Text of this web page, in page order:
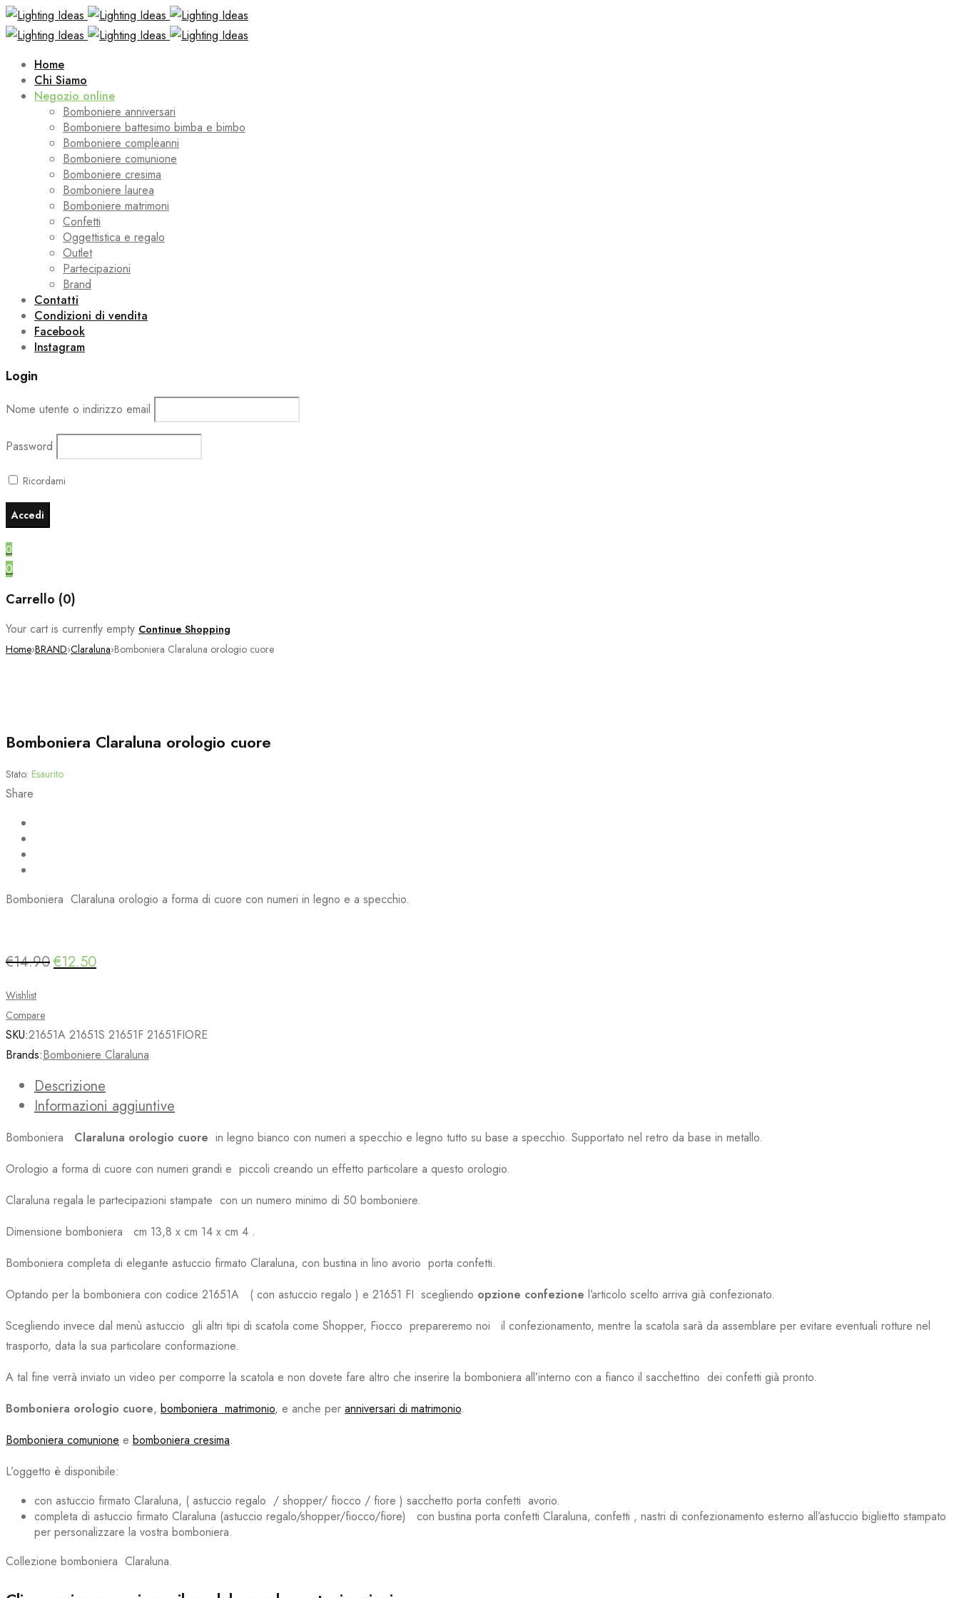
Home
Chi Siamo
Negozio online
Bomboniere anniversari
Bomboniere battesimo bimba e bimbo
Bomboniere compleanni
Bomboniere comunione
Bomboniere cresima
Bomboniere laurea
Bomboniere matrimoni
Confetti
Oggettistica e regalo
Outlet
Partecipazioni
Brand
Contatti
Condizioni di vendita
Facebook
Instagram
Login
Nome utente o indirizzo email
Password
Ricordami
0
0
Carrello (0)
Your cart is currently empty Continue Shopping
Home›BRAND›Claraluna›Bomboniera Claraluna orologio cuore
Bomboniera Claraluna orologio cuore
Stato: Esaurito
Share
Bomboniera Claraluna orologio a forma di cuore con numeri in legno e a specchio.
€14.90 Il
€14.90.
€12.50Il
€12.50.
Wishlist
Compare
SKU:21651A 21651S 21651F 21651FIORE
Brands:Bomboniere Claraluna
Descrizione
Informazioni aggiuntive
Bomboniera Claraluna orologio cuore in legno bianco con numeri a specchio e legno tutto su base a specchio. Supportato nel retro da base in metallo.
Orologio a forma di cuore con numeri grandi e piccoli creando un effetto particolare a questo orologio.
Claraluna regala le partecipazioni stampate con un numero minimo di 50 bomboniere.
Dimensione bomboniera cm 13,8 x cm 14 x cm 4 .
Bomboniera completa di elegante astuccio firmato Claraluna, con bustina in lino avorio porta confetti.
Optando per la bomboniera con codice 21651A ( con astuccio regalo ) e 21651 FI scegliendo opzione confezione l’articolo scelto arriva già confezionato.
Scegliendo invece dal menù astuccio gli altri tipi di scatola come Shopper, Fiocco prepareremo noi il confezionamento, mentre la scatola sarà da assemblare per evitare eventuali rotture nel
trasporto, data la sua particolare conformazione.
A tal fine verrà inviato un video per comporre la scatola e non dovete fare altro che inserire la bomboniera all’interno con a fianco il sacchettino dei confetti già pronto.
Bomboniera orologio cuore, bomboniera matrimonio, e anche per anniversari di matrimonio.
Bomboniera comunione e bomboniera cresima.
L’oggetto è disponibile:
con astuccio firmato Claraluna, ( astuccio regalo / shopper/ fiocco / fiore ) sacchetto porta confetti avorio.
completa di astuccio firmato Claraluna (astuccio regalo/shopper/fiocco/fiore) con bustina porta confetti Claraluna, confetti , nastri di confezionamento esterno all’astuccio biglietto stampato
per personalizzare la vostra bomboniera.
Collezione bomboniera Claraluna.